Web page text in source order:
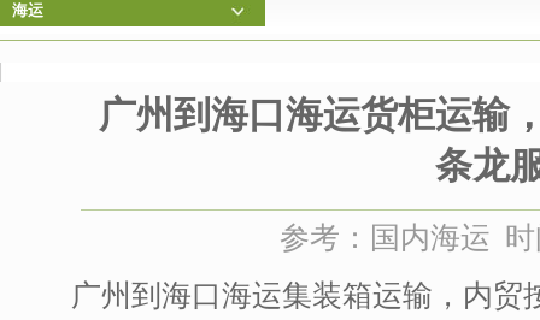
海运
广州到海口海运货柜运输
条龙
参考：国内海运 时
广州到海口海运集装箱运输，内